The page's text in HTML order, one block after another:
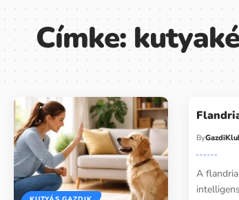
Címke:
By
A